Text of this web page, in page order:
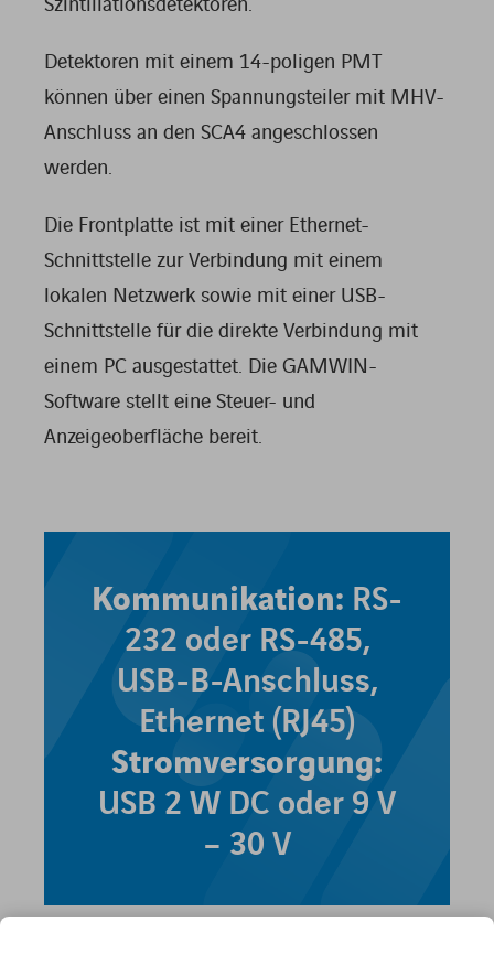
Detektoren mit einem 14-poligen PMT
können über einen Spannungsteiler mit MHV-
Anschluss an den SCA4 angeschlossen
werden.
Die Frontplatte ist mit einer Ethernet-
Schnittstelle zur Verbindung mit einem
lokalen Netzwerk sowie mit einer USB-
Schnittstelle für die direkte Verbindung mit
einem PC ausgestattet. Die GAMWIN-
Software stellt eine Steuer- und
Anzeigeoberfläche bereit.
Kommunikation: RS-
232 oder RS-485,
USB-B-Anschluss,
Ethernet (RJ45)
Stromversorgung:
USB 2 W DC oder 9 V
– 30 V